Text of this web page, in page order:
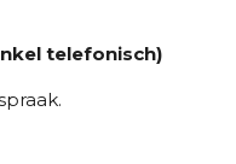
telefonisch)